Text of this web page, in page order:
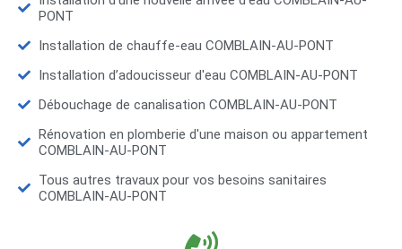
PONT
Installation de chauffe-eau COMBLAIN-AU-PONT
Installation d’adoucisseur d'eau COMBLAIN-AU-PONT
Débouchage de canalisation COMBLAIN-AU-PONT
Rénovation en plomberie d'une maison ou appartement
COMBLAIN-AU-PONT
Tous autres travaux pour vos besoins sanitaires
COMBLAIN-AU-PONT